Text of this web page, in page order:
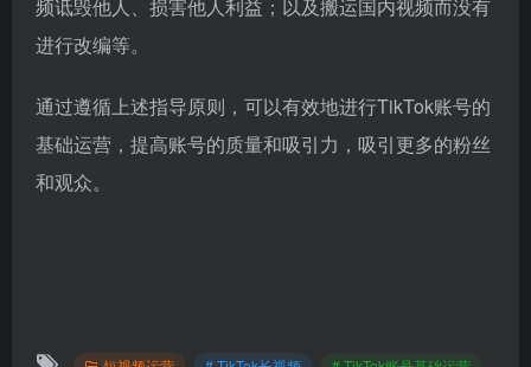
频诋毁他人、损害他人利益；以及搬运国内视频而没有
进行改编等。
通过遵循上述指导原则，可以有效地进行TikTok账号的
基础运营，提高账号的质量和吸引力，吸引更多的粉丝
和观众。